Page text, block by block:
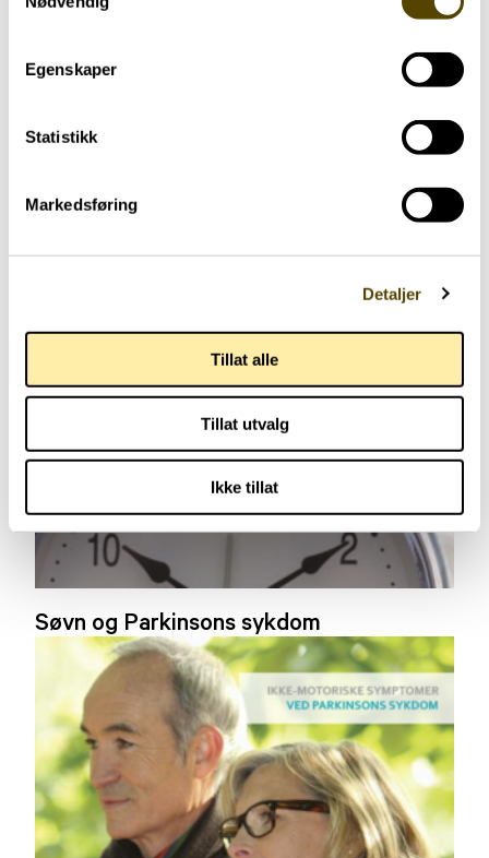
Egenskaper
Statistikk
Markedsføring
Detaljer
Tillat alle
Tillat utvalg
Ikke tillat
Søvn og Parkinsons sykdom